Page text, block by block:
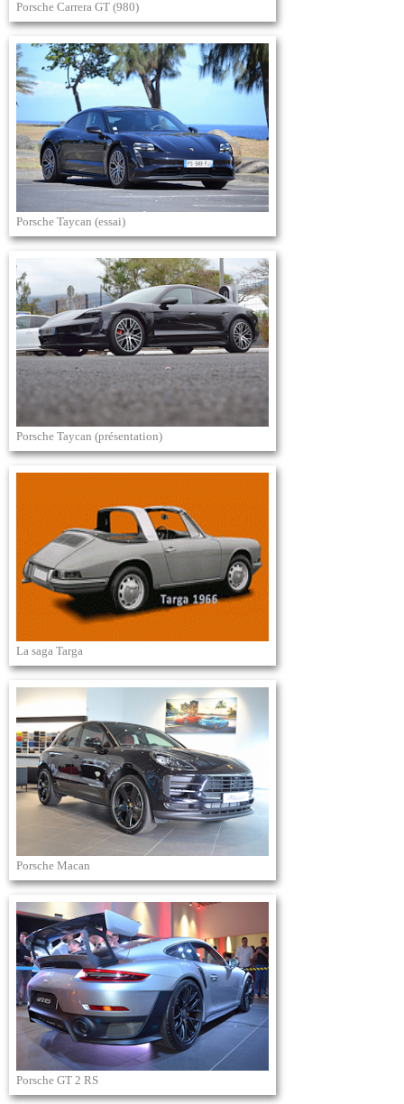
Porsche Carrera GT (980)
Porsche Taycan (essai)
Porsche Taycan (présentation)
La saga Targa
Porsche Macan
Porsche GT 2 RS